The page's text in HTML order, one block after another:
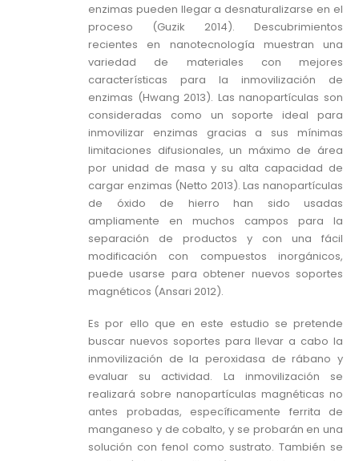
enzimas pueden llegar a desnaturalizarse en el
proceso (Guzik 2014). Descubrimientos
recientes en nanotecnología muestran una
variedad de materiales con mejores
características para la inmovilización de
enzimas (Hwang 2013). Las nanopartículas son
consideradas como un soporte ideal para
inmovilizar enzimas gracias a sus mínimas
limitaciones difusionales, un máximo de área
por unidad de masa y su alta capacidad de
cargar enzimas (Netto 2013). Las nanopartículas
de óxido de hierro han sido usadas
ampliamente en muchos campos para la
separación de productos y con una fácil
modificación con compuestos inorgánicos,
puede usarse para obtener nuevos soportes
magnéticos (Ansari 2012).
Es por ello que en este estudio se pretende
buscar nuevos soportes para llevar a cabo la
inmovilización de la peroxidasa de rábano y
evaluar su actividad. La inmovilización se
realizará sobre nanopartículas magnéticas no
antes probadas, específicamente ferrita de
manganeso y de cobalto, y se probarán en una
solución con fenol como sustrato. También se